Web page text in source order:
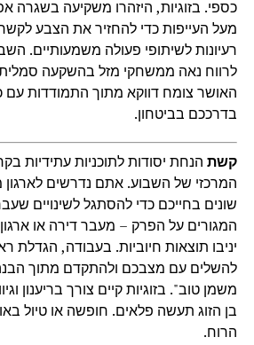
כספי. בזוגיות, היזהרו משקיעה בשגרה
מעל העייפות כדי להחזיר את הצבע
רעיונות לשיתופי פעולה משמעותיים.
לרווח נאה ממשחקי מזל בהשקעה סמלית.
האושר צומח דווקא מתוך התמודדות עם
בדרככם בביטחון.
קשתהנחת יסודות לתוכניות עתידיות
המרכזי של השבוע. אתם נדרשים
שונים בחייכם כדי להסתגל לשינויים
המגורים על הפרק – מעבר דירה או
יניבו תוצאות חיוביות. בעבודה, הגדלת
להשלים עם מצבכם ולהתקדם מתוך
משמן טוב". בזוגיות קיים צורך בריענון
בן הזוג תעשה פלאים. חופשה או טיול
הרוח.